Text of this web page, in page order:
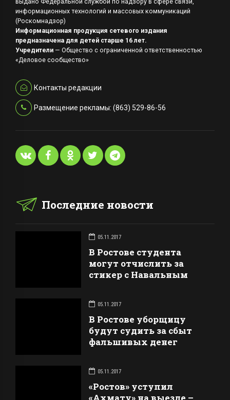
информационных технологий и массовых коммуникаций
(Роскомнадзор)
Информационная продукция сетевого издания
предназначена для детей старше 16 лет.
Учредители — Общество с ограниченной ответственностью
«Деловое сообщество»
Контакты редакции
Размещение рекламы: (863) 529-86-56
Последние новости
05.11.2017
В Ростове студента
могут отчислить за
стикер с Навальным
05.11.2017
В Ростове уборщицу
будут судить за сбыт
фальшивых денег
05.11.2017
«Ростов» уступил